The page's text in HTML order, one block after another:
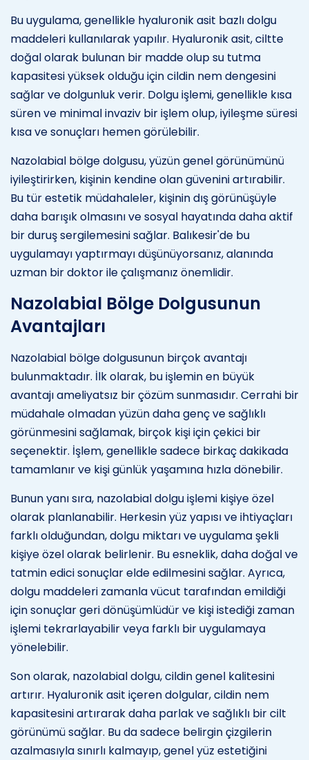
Bu uygulama, genellikle hyaluronik asit bazlı dolgu
maddeleri kullanılarak yapılır. Hyaluronik asit, ciltte
doğal olarak bulunan bir madde olup su tutma
kapasitesi yüksek olduğu için cildin nem dengesini
sağlar ve dolgunluk verir. Dolgu işlemi, genellikle kısa
süren ve minimal invaziv bir işlem olup, iyileşme süresi
kısa ve sonuçları hemen görülebilir.
Nazolabial bölge dolgusu, yüzün genel görünümünü
iyileştirirken, kişinin kendine olan güvenini artırabilir.
Bu tür estetik müdahaleler, kişinin dış görünüşüyle
daha barışık olmasını ve sosyal hayatında daha aktif
bir duruş sergilemesini sağlar. Balıkesir'de bu
uygulamayı yaptırmayı düşünüyorsanız, alanında
uzman bir doktor ile çalışmanız önemlidir.
Nazolabial Bölge Dolgusunun
Avantajları
Nazolabial bölge dolgusunun birçok avantajı
bulunmaktadır. İlk olarak, bu işlemin en büyük
avantajı ameliyatsız bir çözüm sunmasıdır. Cerrahi bir
müdahale olmadan yüzün daha genç ve sağlıklı
görünmesini sağlamak, birçok kişi için çekici bir
seçenektir. İşlem, genellikle sadece birkaç dakikada
tamamlanır ve kişi günlük yaşamına hızla dönebilir.
Bunun yanı sıra, nazolabial dolgu işlemi kişiye özel
olarak planlanabilir. Herkesin yüz yapısı ve ihtiyaçları
farklı olduğundan, dolgu miktarı ve uygulama şekli
kişiye özel olarak belirlenir. Bu esneklik, daha doğal ve
tatmin edici sonuçlar elde edilmesini sağlar. Ayrıca,
dolgu maddeleri zamanla vücut tarafından emildiği
için sonuçlar geri dönüşümlüdür ve kişi istediği zaman
işlemi tekrarlayabilir veya farklı bir uygulamaya
yönelebilir.
Son olarak, nazolabial dolgu, cildin genel kalitesini
artırır. Hyaluronik asit içeren dolgular, cildin nem
kapasitesini artırarak daha parlak ve sağlıklı bir cilt
görünümü sağlar. Bu da sadece belirgin çizgilerin
azalmasıyla sınırlı kalmayıp, genel yüz estetiğini